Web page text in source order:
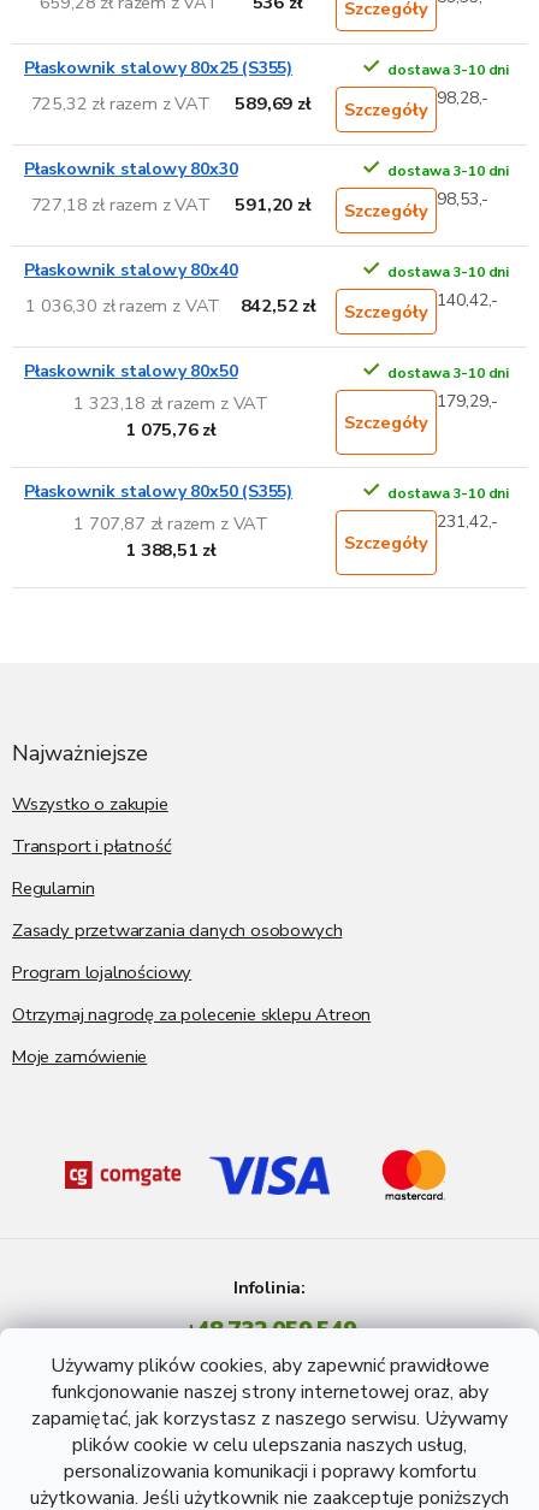
Używamy plików cookies, aby zapewnić prawidłowe
funkcjonowanie naszej strony internetowej oraz, aby
zapamiętać, jak korzystasz z naszego serwisu. Używamy
plików cookie w celu ulepszania naszych usług,
personalizowania komunikacji i poprawy komfortu
użytkowania. Jeśli użytkownik nie zaakceptuje poniższych
Szczegóły
Płaskownik stalowy 80x25 (S355) dostawa 3-10 dni
725,32 zł razem z VAT 589,69 zł Szczegóły 98,28,-
Płaskownik stalowy 80x30 dostawa 3-10 dni
727,18 zł razem z VAT 591,20 zł Szczegóły 98,53,-
Płaskownik stalowy 80x40 dostawa 3-10 dni
1 036,30 zł razem z VAT 842,52 zł Szczegóły 140,42,-
Płaskownik stalowy 80x50 dostawa 3-10 dni
1 323,18 zł razem z VAT
1 075,76 zł
Szczegóły
179,29,-
Płaskownik stalowy 80x50 (S355) dostawa 3-10 dni
1 707,87 zł razem z VAT
1 388,51 zł
Szczegóły
231,42,-
Najważniejsze
Wszystko o zakupie
Transport i płatność
Regulamin
Zasady przetwarzania danych osobowych
Program lojalnościowy
Otrzymaj nagrodę za polecenie sklepu Atreon
Moje zamówienie
Infolinia:
+48 732 059 549
Pon - Pt: 8 - 15 godź.
info@atreon.pl